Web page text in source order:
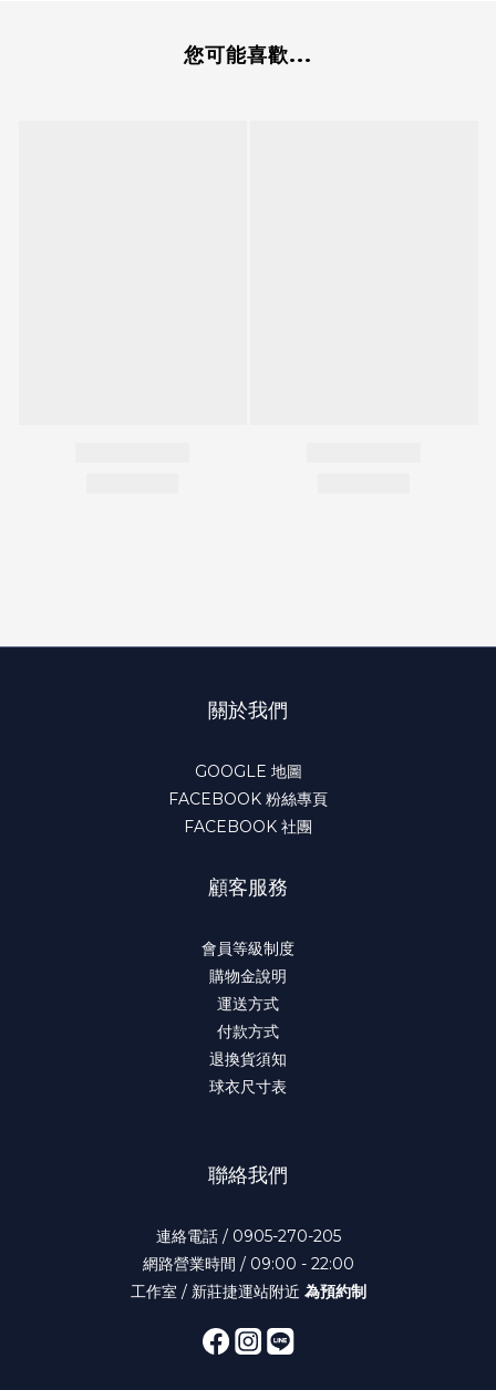
您可能喜歡...
關於我們
GOOGLE 地圖
FACEBOOK 粉絲專頁
FACEBOOK 社團
顧客服務
會員等級制度
購物金說明
運送方式
付款方式
退換貨須知
球衣尺寸表
聯絡我們
連絡電話 / 0905-270-205
網路營業時間 / 09:00 - 22:00
工作室 / 新莊捷運站附近 為預約制